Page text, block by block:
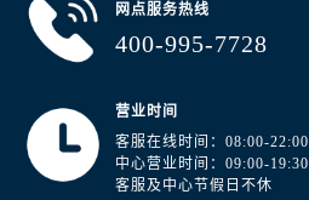
网点服务热线
400-995-7728
营业时间
客服在线时间：08:00-22:00
中心营业时间：09:00-19:30
客服及中心节假日不休